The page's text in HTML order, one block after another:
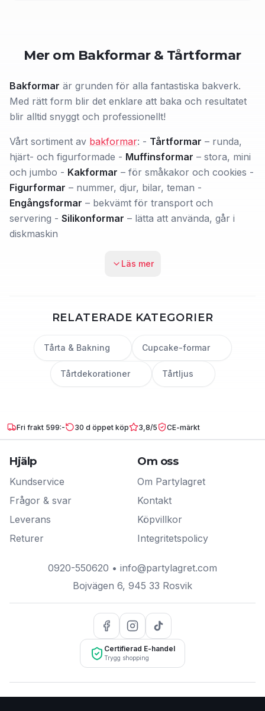
Mer om Bakformar & Tårtformar
Bakformar är grunden för alla fantastiska bakverk.
Med rätt form blir det enklare att baka och resultatet
blir alltid snyggt och professionellt!
Vårt sortiment av bakformar: - Tårtformar – runda,
hjärt- och figurformade - Muffinsformar – stora, mini
och jumbo - Kakformar – för småkakor och cookies -
Figurformar – nummer, djur, bilar, teman -
Engångsformar – bekvämt för transport och
servering - Silikonformar – lätta att använda, går i
diskmaskin
Läs mer
RELATERADE KATEGORIER
Tårta & Bakning Cupcake-formar
Tårtdekorationer Tårtljus
Fri frakt 599:- 30 d öppet köp 3,8/5 CE-märkt
Hjälp
Kundservice
Frågor & svar
Leverans
Returer
Om oss
Om Partylagret
Kontakt
Köpvillkor
Integritetspolicy
0920-550620 • info@partylagret.com
Bojvägen 6, 945 33 Rosvik
Certifierad E-handel
Trygg shopping